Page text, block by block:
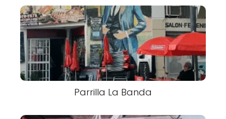
Parrilla La Banda